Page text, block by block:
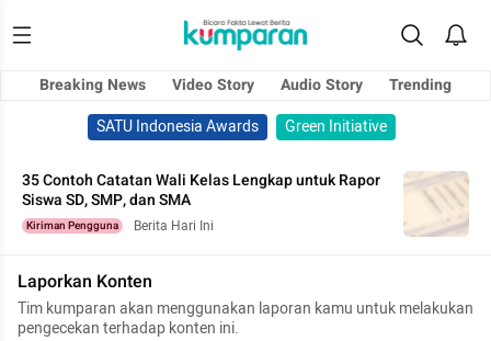
Breaking News Video Story Audio Story
Trending
SATU Indonesia Awards
Green Initiative
35 Contoh Catatan Wali Kelas Lengkap untuk Rapor
Siswa SD, SMP, dan SMA
Kiriman Pengguna Berita Hari Ini
Laporkan Konten
Tim kumparan akan menggunakan laporan kamu untuk melakukan
pengecekan terhadap konten ini.